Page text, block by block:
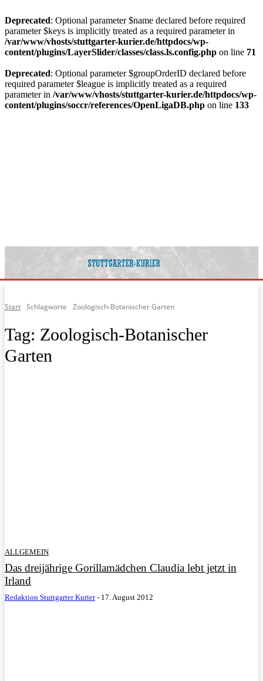
Deprecated: Optional parameter $name declared before required
parameter $keys is implicitly treated as a required parameter in
/var/www/vhosts/stuttgarter-kurier.de/httpdocs/wp-
content/plugins/LayerSlider/classes/class.ls.config.php on line 71
Deprecated: Optional parameter $groupOrderID declared before
required parameter $league is implicitly treated as a required
parameter in /var/www/vhosts/stuttgarter-kurier.de/httpdocs/wp-
content/plugins/soccr/references/OpenLigaDB.php on line 133
Start Schlagworte Zoologisch-Botanischer Garten
Tag: Zoologisch-Botanischer
Garten
ALLGEMEIN
Das dreijährige Gorillamädchen Claudia lebt jetzt in
Irland
Redaktion Stuttgarter Kurier - 17. August 2012